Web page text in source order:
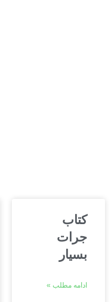
کتاب
جرات
بسیار
ادامه مطلب »